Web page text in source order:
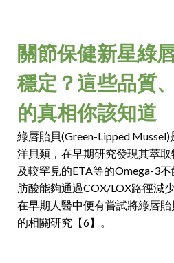
關節保健新星綠
穩定？這些品質
的真相你該知道
綠唇貽貝(Green-Lipped
洋貝類，在早期研究發現其萃
及較罕見的ETA等的Omega-3
肪酸能夠通過COX/LOX路徑減
在早期人醫中便有嘗試將綠唇
的相關研究【6】。